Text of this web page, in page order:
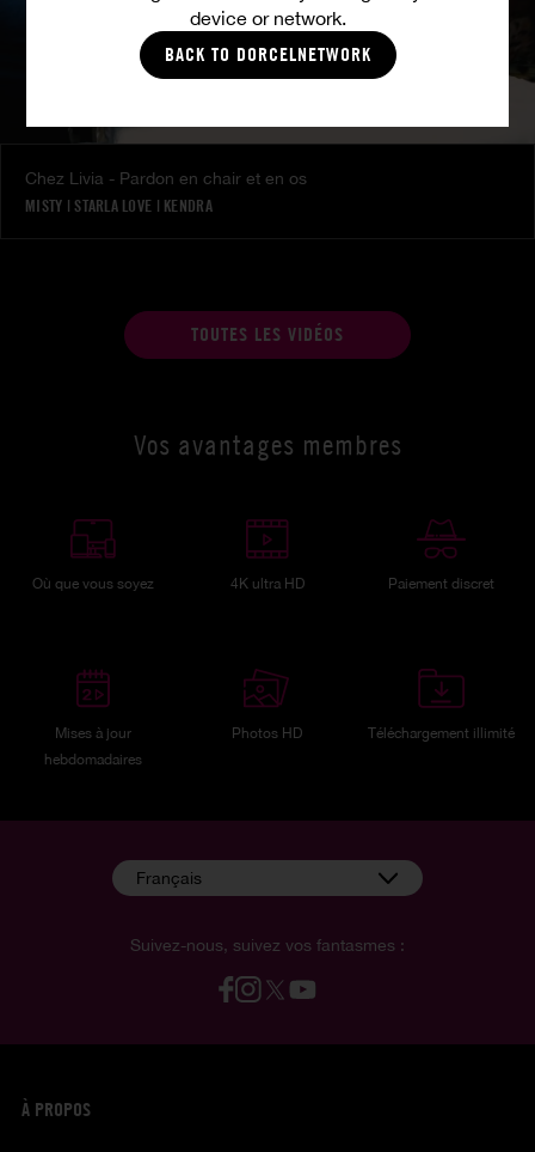
device or network.
BACK TO DORCELNETWORK
Chez Livia - Pardon en chair et en os
MISTY | STARLA LOVE | KENDRA
TOUTES LES VIDÉOS
Vos avantages membres
Où que vous soyez 4K ultra HD Paiement discret
Mises à jour
hebdomadaires
Photos HD Téléchargement illimité
Suivez-nous, suivez vos fantasmes :
Français
À PROPOS